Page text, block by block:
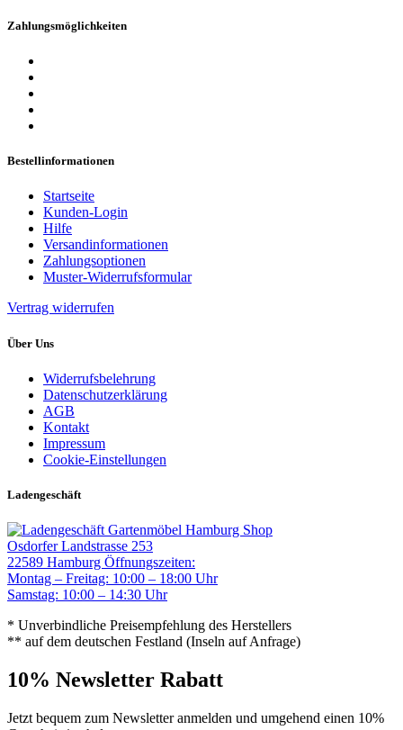
Zahlungsmöglichkeiten
Bestellinformationen
Startseite
Kunden-Login
Hilfe
Versandinformationen
Zahlungsoptionen
Muster-Widerrufsformular
Vertrag widerrufen
Über Uns
Widerrufsbelehrung
Datenschutzerklärung
AGB
Kontakt
Impressum
Cookie-Einstellungen
Ladengeschäft
Gartenmöbel Hamburg Shop
Osdorfer Landstrasse 253
22589 Hamburg Öffnungszeiten:
Montag – Freitag: 10:00 – 18:00 Uhr
Samstag: 10:00 – 14:30 Uhr
* Unverbindliche Preisempfehlung des Herstellers
** auf dem deutschen Festland (Inseln auf Anfrage)
10% Newsletter Rabatt
Jetzt bequem zum Newsletter anmelden und umgehend einen 10%